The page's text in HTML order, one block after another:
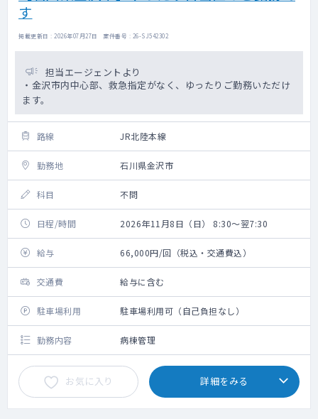
す
掲載更新日 : 2026年07月27日 案件番号 : 26-SJ542302
担当エージェントより
・金沢市内中心部、救急指定がなく、ゆったりご勤務いただけ
ます。
路線 JR北陸本線
勤務地 石川県金沢市
科目 不問
日程/時間 2026年11月8日（日） 8:30～翌7:30
給与 66,000円/回（税込・交通費込）
交通費 給与に含む
駐車場利用 駐車場利用可（自己負担なし）
勤務内容 病棟管理
お気に入り 詳細をみる